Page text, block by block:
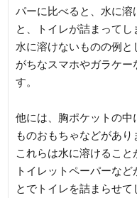
パーに比べると、水に
と、トイレが詰まってし
水に溶けないものの例
がちなスマホやガラケ
す。
他には、胸ポケットの
ものおもちゃなどがあり
これらは水に溶けるこ
トイレットペーパーな
とでトイレを詰まらせて